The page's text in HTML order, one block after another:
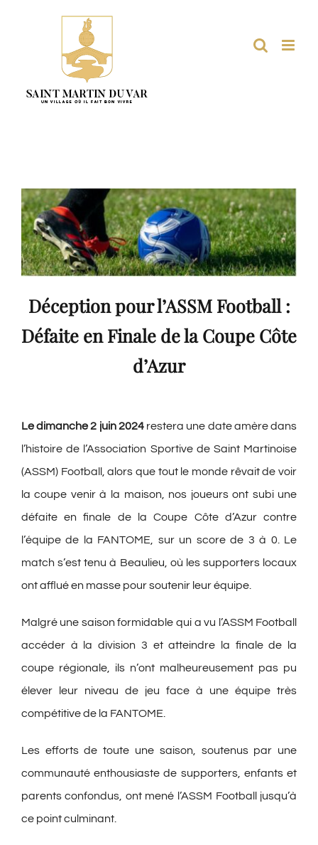
Déception pour l’ASSM Football :
Défaite en Finale de la Coupe Côte
d’Azur
Le dimanche 2 juin 2024restera une date amère dans
l’histoire de l’Association Sportive de Saint Martinoise
(ASSM) Football, alors que tout le monde rêvait de voir
la coupe venir à la maison, nos joueurs ont subi une
défaite en finale de la Coupe Côte d’Azur contre
l’équipe de la FANTOME, sur un score de 3 à 0. Le
match s’est tenu à Beaulieu, où les supporters locaux
ont afflué en masse pour soutenir leur équipe.
Malgré une saison formidable qui a vu l’ASSM Football
accéder à la division 3 et atteindre la finale de la
coupe régionale, ils n’ont malheureusement pas pu
élever leur niveau de jeu face à une équipe très
compétitive de la FANTOME.
Les efforts de toute une saison, soutenus par une
communauté enthousiaste de supporters, enfants et
parents confondus, ont mené l’ASSM Football jusqu’à
ce point culminant.